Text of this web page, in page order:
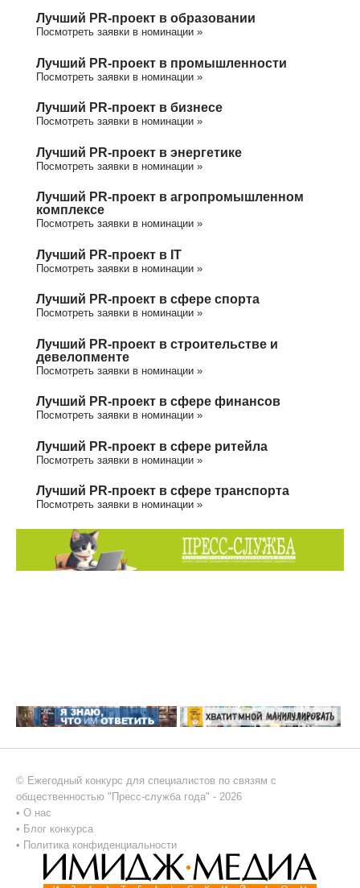
Лучший PR-проект в образовании
Посмотреть заявки в номинации »
Лучший PR-проект в промышленности
Посмотреть заявки в номинации »
Лучший PR-проект в бизнесе
Посмотреть заявки в номинации »
Лучший PR-проект в энергетике
Посмотреть заявки в номинации »
Лучший PR-проект в агропромышленном
комплексе
Посмотреть заявки в номинации »
Лучший PR-проект в IT
Посмотреть заявки в номинации »
Лучший PR-проект в сфере спорта
Посмотреть заявки в номинации »
Лучший PR-проект в строительстве и
девелопменте
Посмотреть заявки в номинации »
Лучший PR-проект в сфере финансов
Посмотреть заявки в номинации »
Лучший PR-проект в сфере ритейла
Посмотреть заявки в номинации »
Лучший PR-проект в сфере транспорта
Посмотреть заявки в номинации »
© Ежегодный конкурс для специалистов по связям с
общественностью "Пресс-служба года" - 2026
• О нас
• Блог конкурса
• Политика конфиденциальности